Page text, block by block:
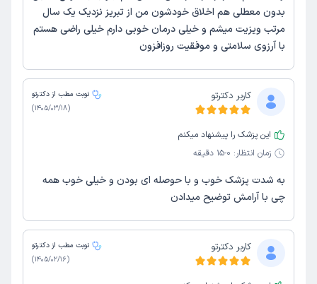
بدون معطلی هم اخلاق خودشون من از تبریز نزدیک یک سال
مرتب ویزیت میشم و خیلی درمان خوبی دارم خیلی راضی هستم
با آرزوی سلامتی و موفقیت روزافزون
کاربر دکترتو
نوبت مطب از دکترتو
(
1405/03/18
)
این پزشک را پیشنهاد میکنم
زمان انتظار: 0-15 دقیقه
به شدت پزشک خوب و با حوصله ای بودن و خیلی خوب همه
چی با آرامش توضیح میدادن
کاربر دکترتو
نوبت مطب از دکترتو
(
1405/02/16
)